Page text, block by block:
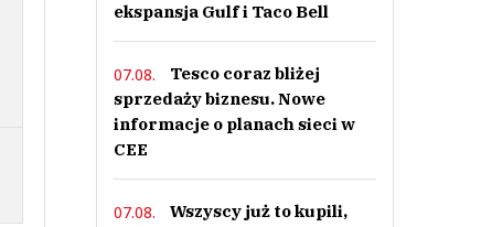
ekspansja Gulf i Taco Bell
07.08.
Tesco coraz bliżej
sprzedaży biznesu. Nowe
informacje o planach sieci w
CEE
07.08.
Wszyscy już to kupili,